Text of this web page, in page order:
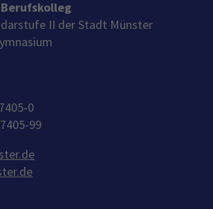
II der Stadt Münster
0
99